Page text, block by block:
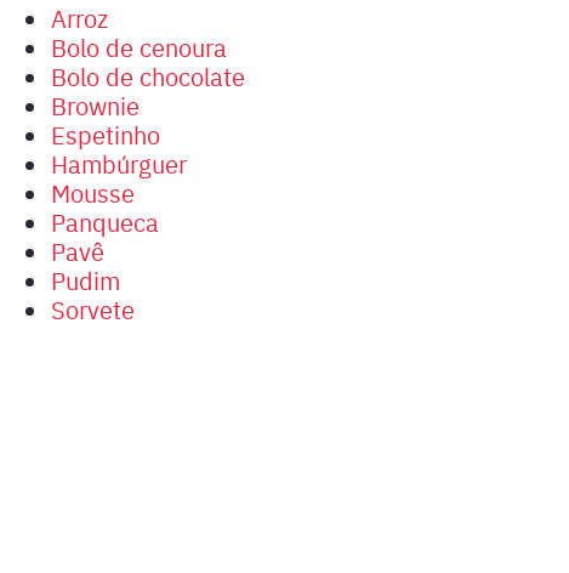
Arroz
Bolo de cenoura
Bolo de chocolate
Brownie
Espetinho
Hambúrguer
Mousse
Panqueca
Pavê
Pudim
Sorvete